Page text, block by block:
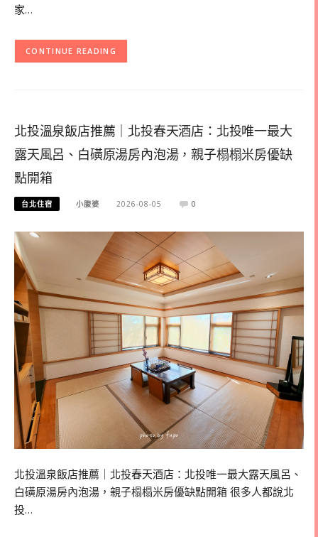
家…
CONTINUE READING
北投溫泉飯店推薦｜北投春天酒店：北投唯一最大
露天風呂、白磺原湯房內泡湯，親子榻榻米房優缺
點開箱
台北住宿 小腹婆 2026-08-05 0
北投溫泉飯店推薦｜北投春天酒店：北投唯一最大露天風呂、
白磺原湯房內泡湯，親子榻榻米房優缺點開箱 很多人都說北
投…